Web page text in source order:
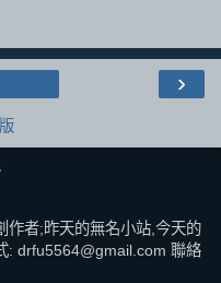
›
作者;昨天的無名小站,今天的
: drfu5564@gmail.com 聯絡